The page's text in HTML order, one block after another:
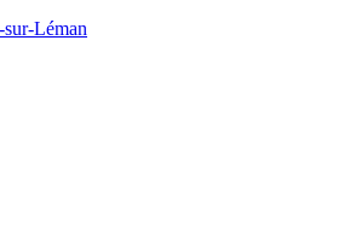
Léman